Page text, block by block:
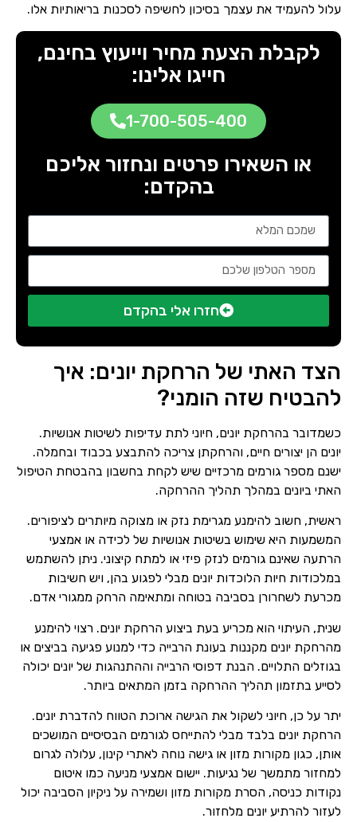
עלול להעמיד את עצמך בסיכון לחשיפה לסכנות בריאותיות אלו.
לקבלת הצעת מחיר וייעוץ בחינם,
חייגו אלינו:
1-700-505-400
או השאירו פרטים ונחזור אליכם
בהקדם:
חזרו אלי בהקדם
הצד האתי של הרחקת יונים: איך
להבטיח שזה הומני?
כשמדובר בהרחקת יונים, חיוני לתת עדיפות לשיטות אנושיות.
יונים הן יצורים חיים, והרחקתן צריכה להתבצע בכבוד ובחמלה.
ישנם מספר גורמים מרכזיים שיש לקחת בחשבון בהבטחת הטיפול
האתי ביונים במהלך תהליך ההרחקה.
ראשית, חשוב להימנע מגרימת נזק או מצוקה מיותרים לציפורים.
המשמעות היא שימוש בשיטות אנושיות של לכידה או אמצעי
הרתעה שאינם גורמים לנזק פיזי או למתח קיצוני. ניתן להשתמש
במלכודות חיות הלוכדות יונים מבלי לפגוע בהן, ויש חשיבות
מכרעת לשחרורן בסביבה בטוחה ומתאימה הרחק ממגורי אדם.
שנית, העיתוי הוא מכריע בעת ביצוע הרחקת יונים. רצוי להימנע
מהרחקת יונים מקננות בעונת הרבייה כדי למנוע פגיעה בביצים או
בגוזלים התלויים. הבנת דפוסי הרבייה וההתנהגות של יונים יכולה
לסייע בתזמון תהליך ההרחקה בזמן המתאים ביותר.
יתר על כן, חיוני לשקול את הגישה ארוכת הטווח להדברת יונים.
הרחקת יונים בלבד מבלי להתייחס לגורמים הבסיסיים המושכים
אותן, כגון מקורות מזון או גישה נוחה לאתרי קינון, עלולה לגרום
למחזור מתמשך של נגיעות. יישום אמצעי מניעה כמו איטום
נקודות כניסה, הסרת מקורות מזון ושמירה על ניקיון הסביבה יכול
לעזור להרתיע יונים מלחזור.